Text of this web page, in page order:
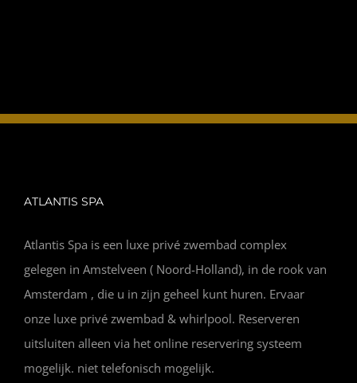
ANDERE VESTIGINGEN
ATLANTIS SPA
Atlantis Spa is een luxe privé zwembad complex
gelegen in Amstelveen ( Noord-Holland), in de rook van
Amsterdam , die u in zijn geheel kunt huren. Ervaar
onze luxe privé zwembad & whirlpool. Reserveren
uitsluiten alleen via het online reservering systeem
mogelijk. niet telefonisch mogelijk.